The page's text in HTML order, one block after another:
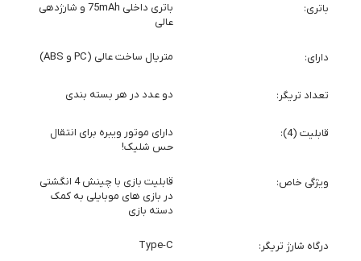
باتری
باتری داخلی 75mAh و شارژدهی
عالی
دارای متریال ساخت عالی (PC و ABS)
تعداد تریگر دو عدد در هر بسته بندی
قابلیت (4)
دارای موتور ویبره برای انتقال
حس شلیک!
ویژگی خاص
قابلیت بازی با چینش 4 انگشتی
در بازی های موبایلی به کمک
دسته بازی
درگاه شارژ تریگر Type-C